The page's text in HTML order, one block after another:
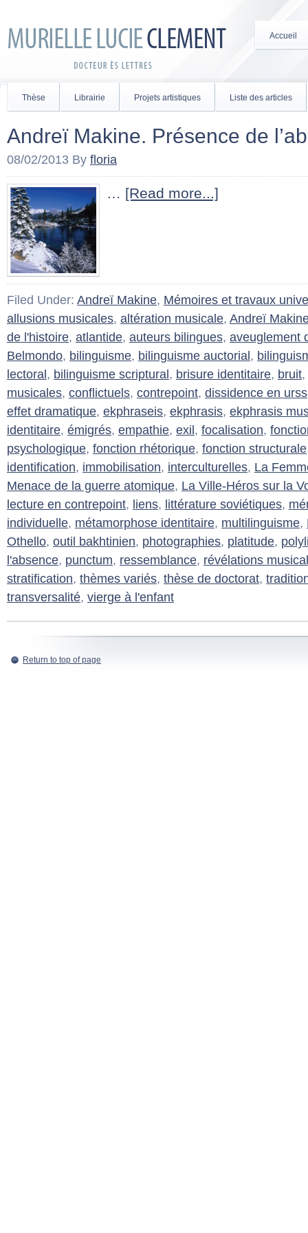
Accueil
Thèse Librairie Projets artistiques Liste des articles
Andreï Makine. Présence de
08/02/2013 By floria
… [Read more...]
Filed Under: Andreï Makine, Mémoires et travaux
allusions musicales, altération musicale, Andreï
de l'histoire, atlantide, auteurs bilingues, aveuglement
Belmondo, bilinguisme, bilinguisme auctorial ,
lectoral , bilinguisme scriptural , brisure identitaire, bruit,
musicales, conflictuels, contrepoint, dissidence en urss
effet dramatique, ekphraseis, ekphrasis, ekphrasis
identitaire, émigrés, empathie, exil , focalisation,
psychologique, fonction rhétorique, fonction structurale
identification, immobilisation, interculturelles, La
Menace de la guerre atomique, La Ville-Héros sur la
lecture en contrepoint, liens, littérature soviétiques,
individuelle, métamorphose identitaire, multilinguisme,
Othello, outil bakhtinien, photographies, platitude,
l'absence, punctum, ressemblance, révélations
stratification, thèmes variés, thèse de doctorat,
transversalité, vierge à l'enfant
Return to top of page